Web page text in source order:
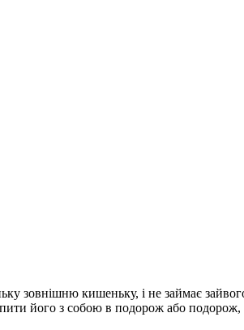
зовнішню кишеньку, і не займає
його з собою в подорож або подорож,